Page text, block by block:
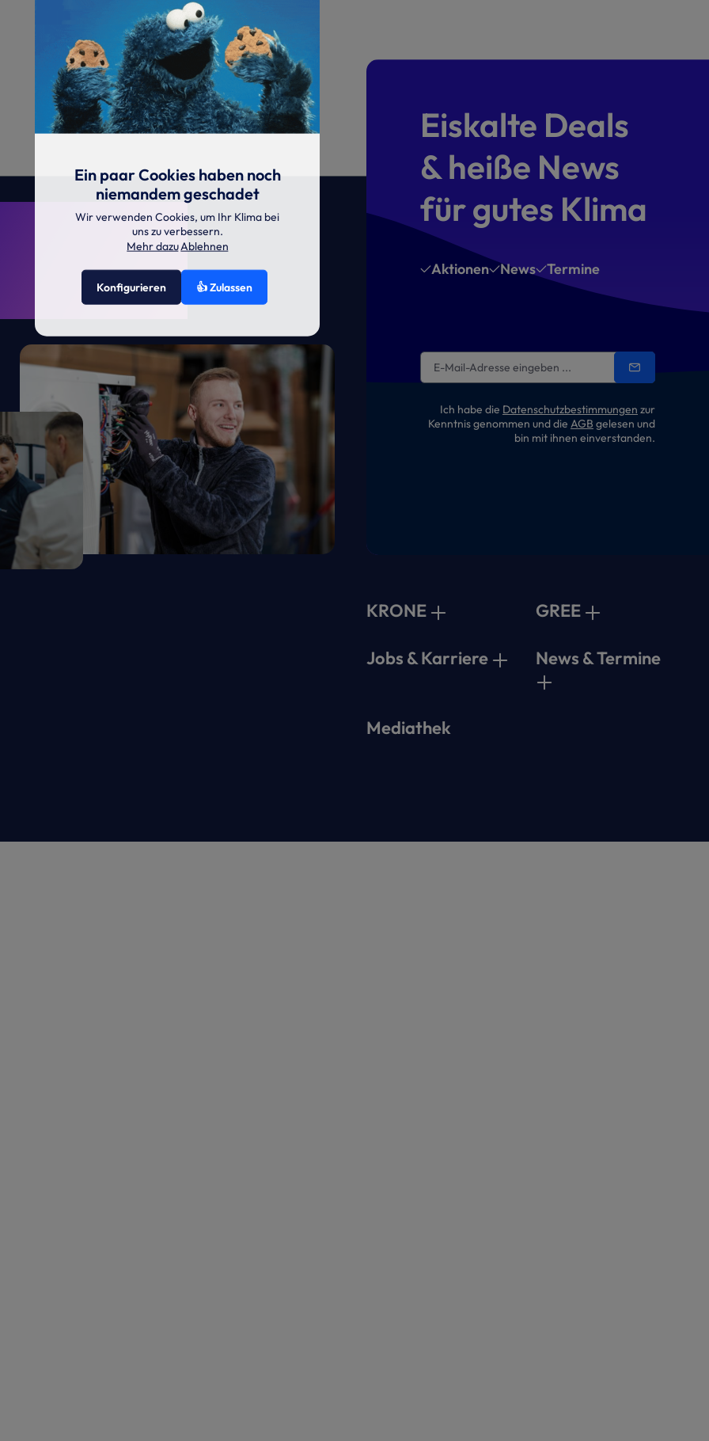
Eiskalte Deals
& heiße News
für gutes Klima
Aktionen News Termine
Ich habe die Datenschutzbestimmungen zur
Kenntnis genommen und die AGB gelesen und
bin mit ihnen einverstanden.
KRONE GREE
Jobs & Karriere News & Termine
Mediathek
Ein paar Cookies haben noch
niemandem geschadet
Wir verwenden Cookies, um Ihr Klima bei
uns zu verbessern.
Mehr dazuAblehnen
Konfigurieren 👍 Zulassen